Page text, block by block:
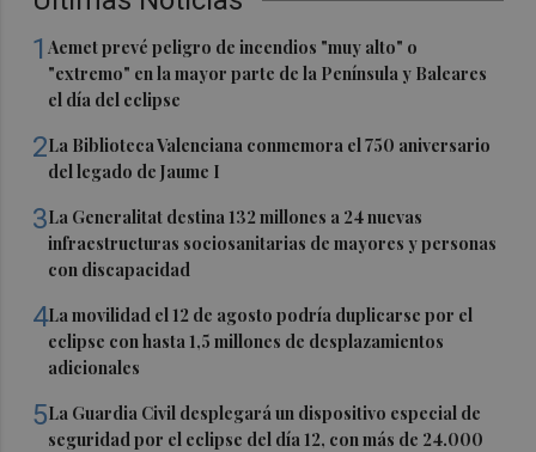
1Aemet prevé peligro de incendios "muy alto" o
"extremo" en la mayor parte de la Península y Baleares
el día del eclipse
2La Biblioteca Valenciana conmemora el 750 aniversario
del legado de Jaume I
3La Generalitat destina 132 millones a 24 nuevas
infraestructuras sociosanitarias de mayores y personas
con discapacidad
4La movilidad el 12 de agosto podría duplicarse por el
eclipse con hasta 1,5 millones de desplazamientos
adicionales
5La Guardia Civil desplegará un dispositivo especial de
seguridad por el eclipse del día 12, con más de 24.000